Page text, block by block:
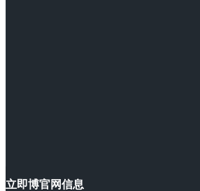
立即博官网信息